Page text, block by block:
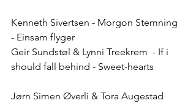
Kenneth Sivertsen - Morgon Stemning
- Einsam flyger
Geir Sundstøl & Lynni Treekrem  - If i
should fall behind - Sweet-hearts
Jørn Simen Øverli & Tora Augestad